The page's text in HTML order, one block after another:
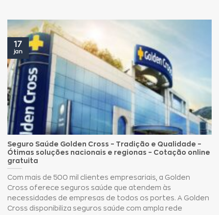
Seguro Saúde Golden Cross – Tradição e Qualidade –
Ótimas soluções nacionais e regionas – Cotação online
gratuita
Com mais de 500 mil clientes empresariais, a Golden
Cross oferece seguros saúde que atendem às
necessidades de empresas de todos os portes. A Golden
Cross disponibiliza seguros saúde com ampla rede
17
jan